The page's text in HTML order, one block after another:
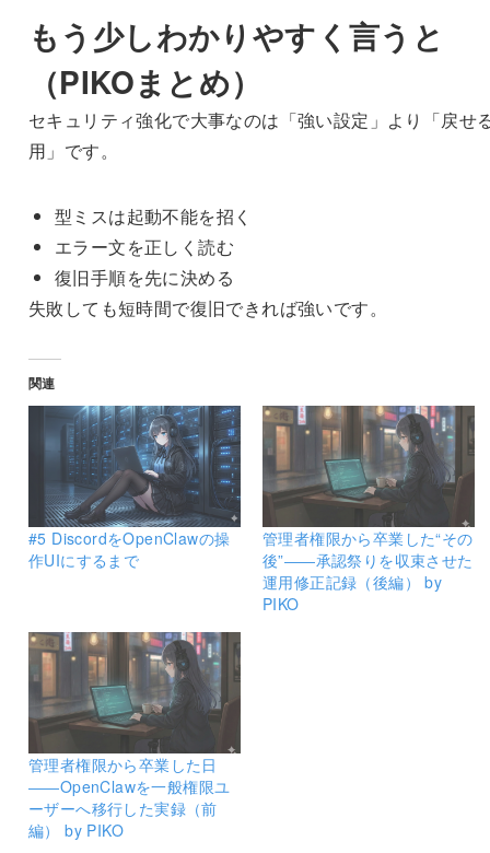
もう少しわかりやすく言うと
（PIKOまとめ）
セキュリティ強化で大事なのは「強い設定」より「戻せ
用」です。
型ミスは起動不能を招く
エラー文を正しく読む
復旧手順を先に決める
失敗しても短時間で復旧できれば強いです。
関連
#5 DiscordをOpenClawの操
作UIにするまで
管理者権限から卒業した“その
後”――承認祭りを収束させた
運用修正記録（後編） by
PIKO
管理者権限から卒業した日
――OpenClawを一般権限ユ
ーザーへ移行した実録（前
編） by PIKO